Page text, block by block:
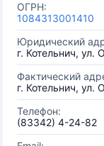
ОГРН:
1084313001410
Юридический
г. Котельнич, ул.
Фактический
г. Котельнич, ул.
Телефон:
(83342) 4-24-82